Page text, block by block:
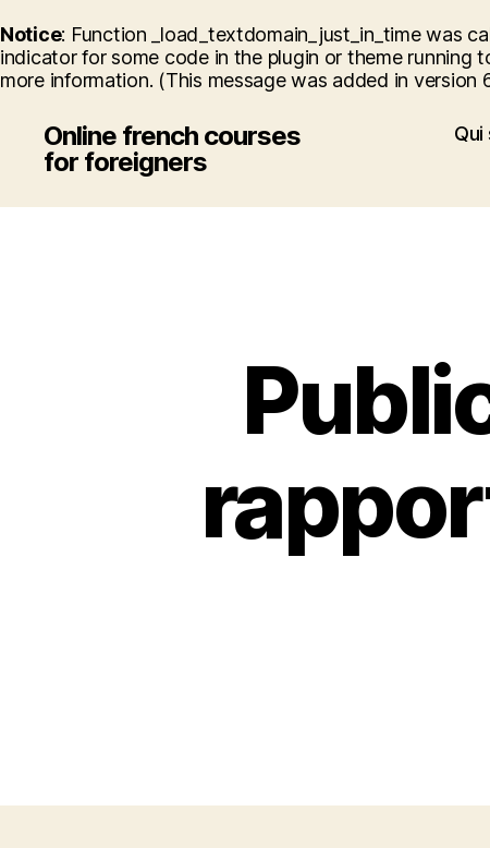
Notice: Function _load_textdomain_just_in_time was
indicator for some code in the plugin or theme running
more information. (This message was added in version
Online french courses
for foreigners
Qui